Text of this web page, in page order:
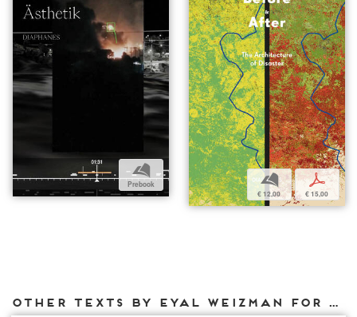
b
Prebook b
€ 12,00
p
€ 15,00
Other texts by Eyal Weizman for DIAPHANES